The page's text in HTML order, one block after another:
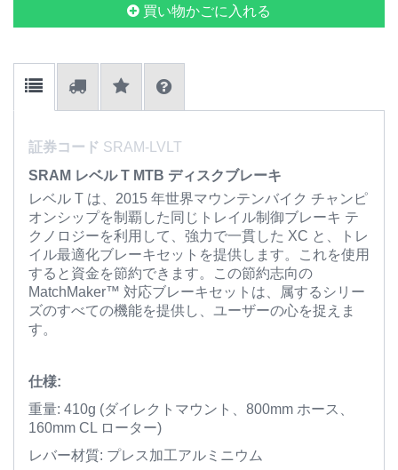
買い物かごに入れる
証券コード SRAM-LVLT
SRAM レベル T MTB ディスクブレーキ
レベル T は、2015 年世界マウンテンバイク チャンピ
オンシップを制覇した同じトレイル制御ブレーキ テ
クノロジーを利用して、強力で一貫した XC と、トレ
イル最適化ブレーキセットを提供します。これを使用
すると資金を節約できます。この節約志向の
MatchMaker™ 対応ブレーキセットは、属するシリー
ズのすべての機能を提供し、ユーザーの心を捉えま
す。
仕様:
重量: 410g (ダイレクトマウント、800mm ホース、
160mm CL ローター)
レバー材質: プレス加工アルミニウム